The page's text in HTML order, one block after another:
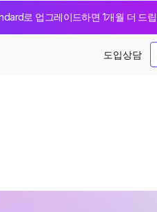
로 업그레이드하면 1개월 더 드
도입상담